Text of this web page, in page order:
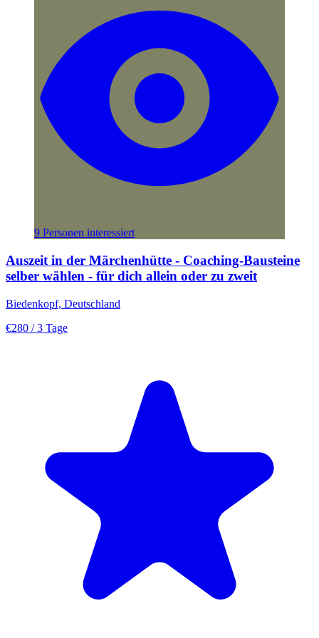
9 Personen interessiert
Auszeit in der Märchenhütte - Coaching-Bausteine
selber wählen - für dich allein oder zu zweit
Biedenkopf, Deutschland
€280 / 3 Tage